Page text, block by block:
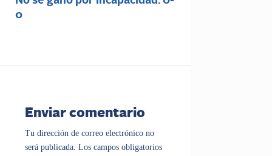
0
Enviar comentario
Tu dirección de correo electrónico no
será publicada. Los campos obligatorios